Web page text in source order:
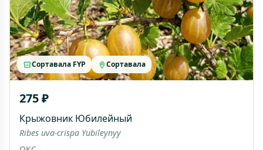
Сортавала FYP Сортавала
275 ₽
Крыжовник Юбилейный
Ribes uva-crispa Yubileynyy